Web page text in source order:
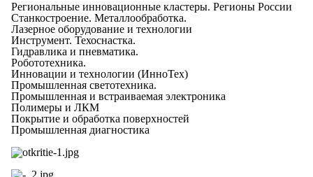
Региональные инновационные кластеры. Регионы России
Станкостроение. Металлообработка.
Лазерное оборудование и технологии
Инструмент. Техоснастка.
Гидравлика и пневматика.
Робототехника.
Инновации и технологии (ИнноТех)
Промышленная светотехника.
Промышленная и встраиваемая электроника
Полимеры и ЛКМ
Покрытие и обработка поверхностей
Промышленная диагностика